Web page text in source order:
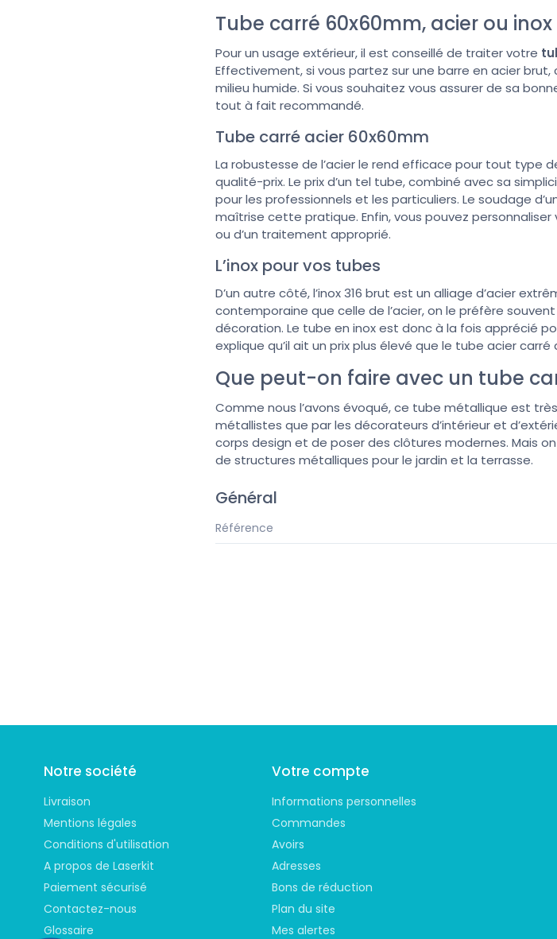
Tube carré 60x60mm, acier ou inox
Pour un usage extérieur, il est conseillé de traiter votre
Effectivement, si vous partez sur une barre en acier
milieu humide. Si vous souhaitez vous assurer de sa
tout à fait recommandé.
Tube carré acier 60x60mm
La robustesse de l’acier le rend efficace pour tout type
qualité-prix. Le prix d’un tel tube, combiné avec sa
pour les professionnels et les particuliers. Le soudage
maîtrise cette pratique. Enfin, vous pouvez personnaliser
ou d’un traitement approprié.
L’inox pour vos tubes
D’un autre côté, l’inox 316 brut est un alliage d’acier
contemporaine que celle de l’acier, on le préfère
décoration. Le tube en inox est donc à la fois apprécié
explique qu’il ait un prix plus élevé que le tube acier carré
Que peut-on faire avec un tube
Comme nous l’avons évoqué, ce tube métallique est
métallistes que par les décorateurs d’intérieur et
corps design et de poser des clôtures modernes. Mais
de structures métalliques pour le jardin et la terrasse.
Général
Référence
Notre société
Livraison
Mentions légales
Conditions d'utilisation
A propos de Laserkit
Paiement sécurisé
Contactez-nous
Glossaire
Votre compte
Informations personnelles
Commandes
Avoirs
Adresses
Bons de réduction
Plan du site
Mes alertes